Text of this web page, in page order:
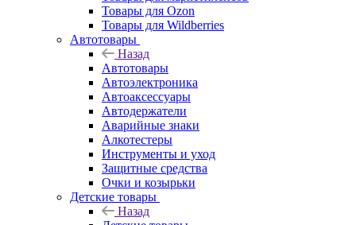
Товары для Ozon
Товары для Wildberries
Автотовары
Назад
Автотовары
Автоэлектроника
Автоаксессуары
Автодержатели
Аварийные знаки
Алкотестеры
Инструменты и уход
Защитные средства
Очки и козырьки
Детские товары
Назад